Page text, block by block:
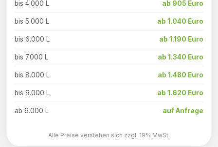
bis 4.000 L ab 905 Euro
bis 5.000 L ab 1.040 Euro
bis 6.000 L ab 1.190 Euro
bis 7.000 L ab 1.340 Euro
bis 8.000 L ab 1.480 Euro
bis 9.000 L ab 1.620 Euro
ab 9.000 L auf Anfrage
Alle Preise verstehen sich zzgl. 19% MwSt.